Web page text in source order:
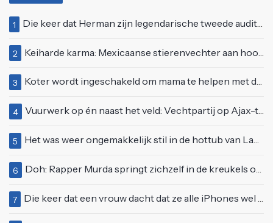
1 Die keer dat Herman zijn legendarische tweede auditie bij Idols deed
2 Keiharde karma: Mexicaanse stierenvechter aan hoorn gespietst voor ogen van duizenden toeschouwers
3 Koter wordt ingeschakeld om mama te helpen met de perfecte vakantiefoto te maken
4 Vuurwerk op én naast het veld: Vechtpartij op Ajax-tribune tussen supporters en stewards
5 Het was weer ongemakkelijk stil in de hottub van Lang Leve de Liefde
6 Doh: Rapper Murda springt zichzelf in de kreukels op het Moonstar Festival
7 Die keer dat een vrouw dacht dat ze alle iPhones wel op kon kopen